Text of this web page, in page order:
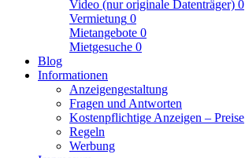
Video (nur originale Datenträger) 0
Vermietung 0
Mietangebote 0
Mietgesuche 0
Blog
Informationen
Anzeigengestaltung
Fragen und Antworten
Kostenpflichtige Anzeigen – Preise
Regeln
Werbung